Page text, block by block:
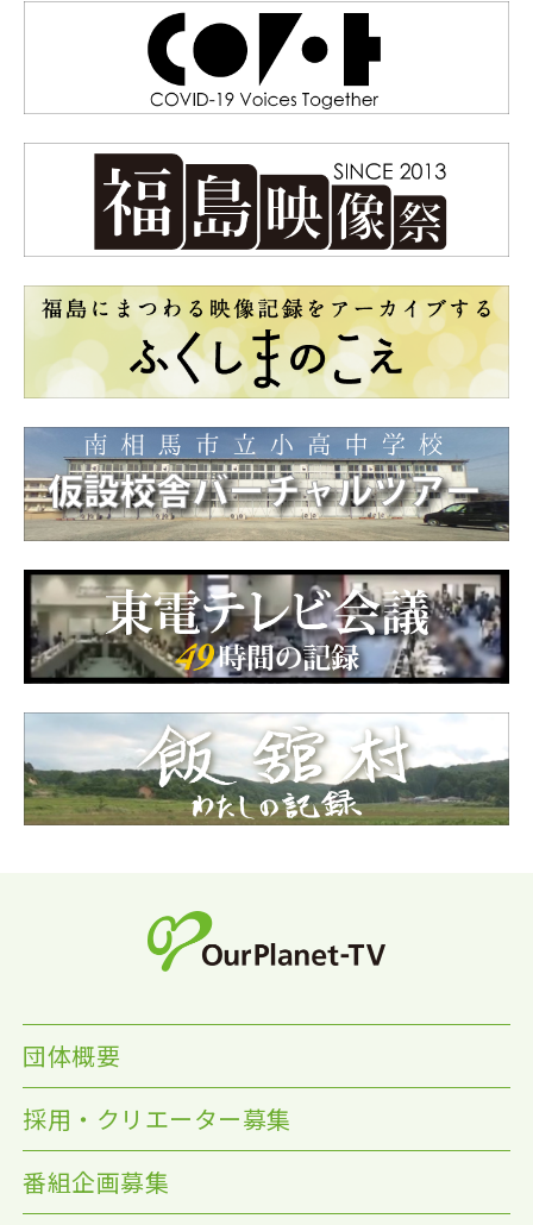
団体概要
採用・クリエーター募集
番組企画募集